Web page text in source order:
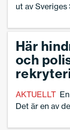
ut av
ut att hinna
erfarenheter
enkät. Stort
Här
och
AKTUELLT
Det är en av